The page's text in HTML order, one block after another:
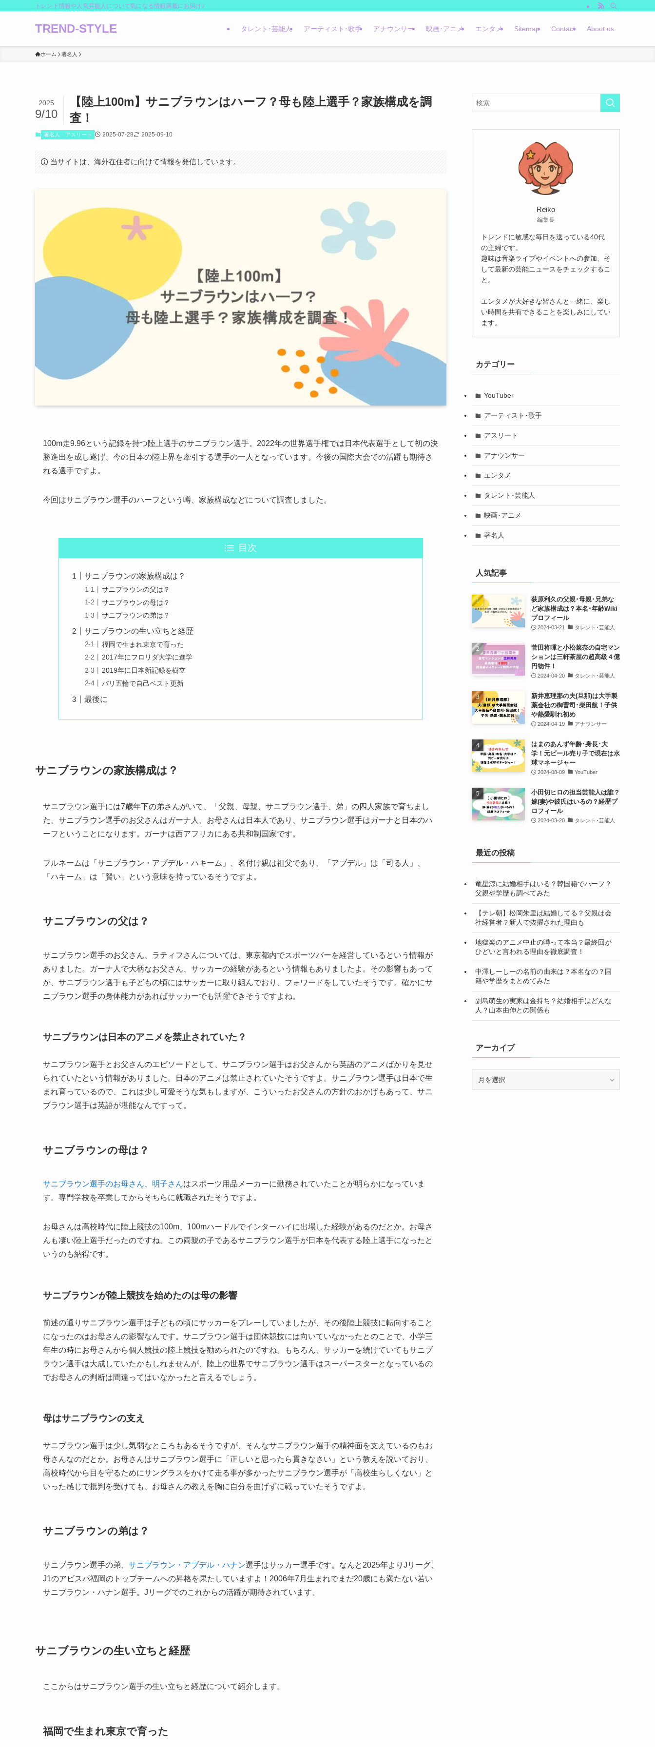
トレンド情報や人気芸能人について気になる情報満載にお届け♪
TREND-STYLE タレント･芸能人 アーティスト･歌手 アナウンサー 映画･アニメ エンタメ Sitemap Contact About us
ホーム 著名人
【陸上100m】サニブラウンはハーフ？母も陸上選手？家族構成を調
査！
2025
9/10
著名人 アスリート 2025-07-28 2025-09-10
当サイトは、海外在住者に向けて情報を発信しています。
100m走9.96という記録を持つ陸上選手のサニブラウン選手。2022年の世界選手権では日本代表選手として初の決
勝進出を成し遂げ、今の日本の陸上界を牽引する選手の一人となっています。今後の国際大会での活躍も期待さ
れる選手ですよ。
今回はサニブラウン選手のハーフという噂、家族構成などについて調査しました。
目次
サニブラウンの家族構成は？
サニブラウンの父は？
サニブラウンの母は？
サニブラウンの弟は？
サニブラウンの生い立ちと経歴
福岡で生まれ東京で育った
2017年にフロリダ大学に進学
2019年に日本新記録を樹立
パリ五輪で自己ベスト更新
最後に
サニブラウンの家族構成は？
サニブラウン選手には7歳年下の弟さんがいて、「父親、母親、サニブラウン選手、弟」の四人家族で育ちまし
た。サニブラウン選手のお父さんはガーナ人、お母さんは日本人であり、サニブラウン選手はガーナと日本のハ
ーフということになります。ガーナは西アフリカにある共和制国家です。
フルネームは「サニブラウン・アブデル・ハキーム」、名付け親は祖父であり、「アブデル」は「司る人」、
「ハキーム」は「賢い」という意味を持っているそうですよ。
サニブラウンの父は？
サニブラウン選手のお父さん、ラティフさんについては、東京都内でスポーツバーを経営しているという情報が
ありました。ガーナ人で大柄なお父さん、サッカーの経験があるという情報もありましたよ。その影響もあって
か、サニブラウン選手も子どもの頃にはサッカーに取り組んでおり、フォワードをしていたそうです。確かにサ
ニブラウン選手の身体能力があればサッカーでも活躍できそうですよね。
サニブラウンは日本のアニメを禁止されていた？
サニブラウン選手とお父さんのエピソードとして、サニブラウン選手はお父さんから英語のアニメばかりを見せ
られていたという情報がありました。日本のアニメは禁止されていたそうですよ。サニブラウン選手は日本で生
まれ育っているので、これは少し可愛そうな気もしますが、こういったお父さんの方針のおかげもあって、サニ
ブラウン選手は英語が堪能なんですって。
サニブラウンの母は？
サニブラウン選手のお母さん、明子さんはスポーツ用品メーカーに勤務されていたことが明らかになっていま
す。専門学校を卒業してからそちらに就職されたそうですよ。
お母さんは高校時代に陸上競技の100m、100mハードルでインターハイに出場した経験があるのだとか。お母さ
んも凄い陸上選手だったのですね。この両親の子であるサニブラウン選手が日本を代表する陸上選手になったと
いうのも納得です。
サニブラウンが陸上競技を始めたのは母の影響
前述の通りサニブラウン選手は子どもの頃にサッカーをプレーしていましたが、その後陸上競技に転向すること
になったのはお母さんの影響なんです。サニブラウン選手は団体競技には向いていなかったとのことで、小学三
年生の時にお母さんから個人競技の陸上競技を勧められたのですね。もちろん、サッカーを続けていてもサニブ
ラウン選手は大成していたかもしれませんが、陸上の世界でサニブラウン選手はスーパースターとなっているの
でお母さんの判断は間違ってはいなかったと言えるでしょう。
母はサニブラウンの支え
サニブラウン選手は少し気弱なところもあるそうですが、そんなサニブラウン選手の精神面を支えているのもお
母さんなのだとか。お母さんはサニブラウン選手に「正しいと思ったら貫きなさい」という教えを説いており、
高校時代から目を守るためにサングラスをかけて走る事が多かったサニブラウン選手が「高校生らしくない」と
いった感じで批判を受けても、お母さんの教えを胸に自分を曲げずに戦っていたそうですよ。
サニブラウンの弟は？
サニブラウン選手の弟、 サニブラウン・アブデル・ハナン選手はサッカー選手です。なんと2025年よりJリーグ、
J1のアビスパ福岡のトップチームへの昇格を果たしていますよ！2006年7月生まれでまだ20歳にも満たない若い
サニブラウン・ハナン選手。Jリーグでのこれからの活躍が期待されています。
サニブラウンの生い立ちと経歴
ここからはサニブラウン選手の生い立ちと経歴について紹介します。
福岡で生まれ東京で育った
Reiko
編集長
トレンドに敏感な毎日を送っている40代
の主婦です。
趣味は音楽ライブやイベントへの参加、そ
して最新の芸能ニュースをチェックするこ
と。
エンタメが大好きな皆さんと一緒に、楽し
い時間を共有できることを楽しみにしてい
ます。
カテゴリー
YouTuber
アーティスト･歌手
アスリート
アナウンサー
エンタメ
タレント･芸能人
映画･アニメ
著名人
人気記事
荻原利久の父親･母親･兄弟な
ど家族構成は？本名･年齢Wiki
プロフィール
2024-03-21 タレント･芸能人
菅田将暉と小松菜奈の自宅マン
ションは三軒茶屋の超高級４億
円物件！
2024-04-20 タレント･芸能人
新井恵理那の夫(旦那)は大手製
薬会社の御曹司･柴田航！子供
や熱愛馴れ初め
2024-04-19 アナウンサー
はまのあんず年齢･身長･大
学！元ビール売り子で現在は水
球マネージャー
2024-08-09 YouTuber
小田切ヒロの担当芸能人は誰？
嫁(妻)や彼氏はいるの？経歴プ
ロフィール
2024-03-20 タレント･芸能人
最近の投稿
竜星涼に結婚相手はいる？韓国籍でハーフ？
父親や学歴も調べてみた
【テレ朝】松岡朱里は結婚してる？父親は会
社経営者？新人で抜擢された理由も
地獄楽のアニメ中止の噂って本当？最終回が
ひどいと言われる理由を徹底調査！
中澤しーしーの名前の由来は？本名なの？国
籍や学歴をまとめてみた
副島萌生の実家は金持ち？結婚相手はどんな
人？山本由伸との関係も
アーカイブ